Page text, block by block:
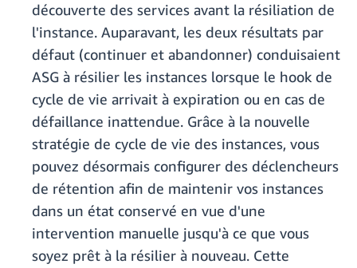
découverte des services avant la résiliation de
l'instance. Auparavant, les deux résultats par
défaut (continuer et abandonner) conduisaient
ASG à résilier les instances lorsque le hook de
cycle de vie arrivait à expiration ou en cas de
défaillance inattendue. Grâce à la nouvelle
stratégie de cycle de vie des instances, vous
pouvez désormais configurer des déclencheurs
de rétention afin de maintenir vos instances
dans un état conservé en vue d'une
intervention manuelle jusqu'à ce que vous
soyez prêt à la résilier à nouveau. Cette